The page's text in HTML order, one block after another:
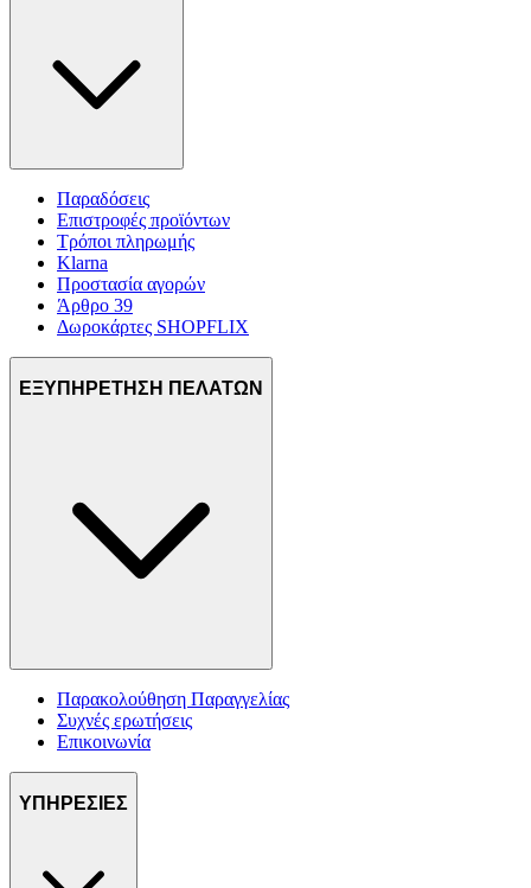
Παραδόσεις
Επιστροφές προϊόντων
Τρόποι πληρωμής
Klarna
Προστασία αγορών
Άρθρο 39
Δωροκάρτες SHOPFLIX
ΕΞΥΠΗΡΕΤΗΣΗ ΠΕΛΑΤΩΝ
Παρακολούθηση Παραγγελίας
Συχνές ερωτήσεις
Επικοινωνία
ΥΠΗΡΕΣΙΕΣ